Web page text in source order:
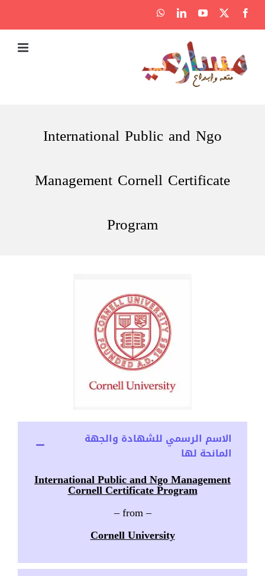
to
content
Facebook
X
YouTube
LinkedIn
WhatsApp
International Public and Ngo
Management Cornell Certificate
Program
الاسم الرسمي للشهادة والجهة
المانحة لها
International Public and Ngo Management
Cornell Certificate Program
– from –
Cornell University